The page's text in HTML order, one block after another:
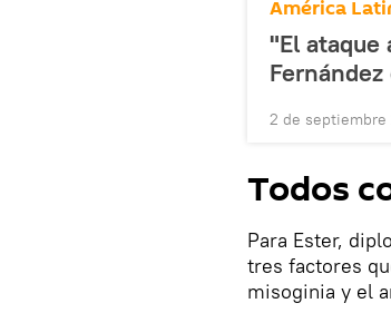
América
"El
2 de
Todos
Para Ester,
tres factores
misoginia y el